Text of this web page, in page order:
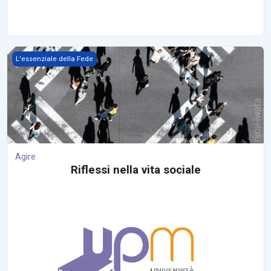
Agire
L'essenziale della Fede
Agire
Riflessi nella vita sociale